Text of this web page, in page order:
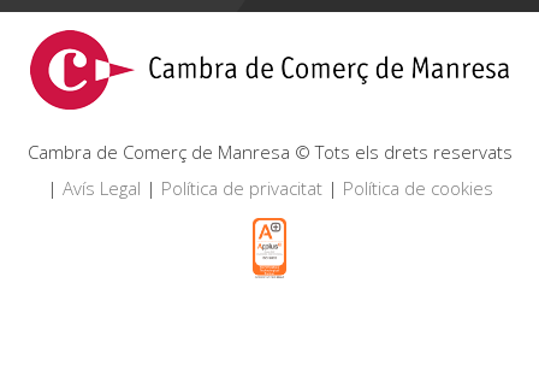
Cambra de Comerç de Manresa © Tots els drets reservats
| Avís Legal | Política de privacitat| Política de cookies